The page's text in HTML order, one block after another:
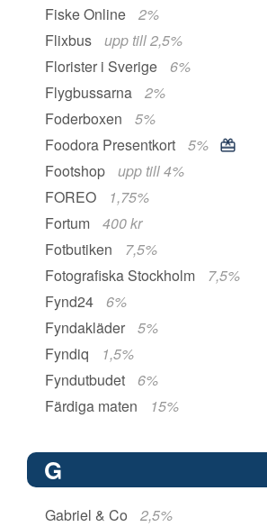
Fiske Online
2%
Flixbus
upp till 2,5%
Florister i Sverige
6%
Flygbussarna
2%
Foderboxen
5%
Foodora Presentkort
5%
Footshop
upp till 4%
FOREO
1,75%
Fortum
400 kr
Fotbutiken
7,5%
Fotografiska Stockholm
7,5%
Fynd24
6%
Fyndakläder
5%
Fyndiq
1,5%
Fyndutbudet
6%
Färdiga maten
15%
G
Gabriel & Co
2,5%